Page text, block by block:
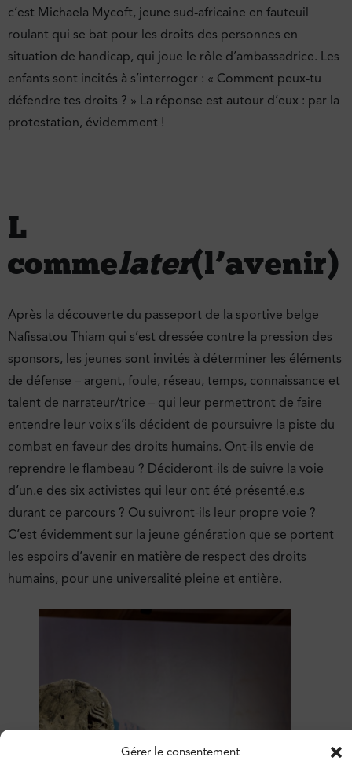
Gérer le consentement
c’est Michaela Mycoft, jeune sud-africaine en fauteuil
roulant qui se bat pour les droits des personnes en
situation de handicap, qui joue le rôle d’ambassadrice. Les
enfants sont incités à s’interroger : « Comment peux-tu
défendre tes droits ? » La réponse est autour d’eux : par la
protestation, évidemment !
L
commelater(l’avenir)
Après la découverte du passeport de la sportive belge
Nafissatou Thiam qui s’est dressée contre la pression des
sponsors, les jeunes sont invités à déterminer les éléments
de défense – argent, foule, réseau, temps, connaissance et
talent de narrateur/trice – qui leur permettront de faire
entendre leur voix s’ils décident de poursuivre la piste du
combat en faveur des droits humains. Ont-ils envie de
reprendre le flambeau ? Décideront-ils de suivre la voie
d’un.e des six activistes qui leur ont été présenté.e.s
durant ce parcours ? Ou suivront-ils leur propre voie ?
C’est évidemment sur la jeune génération que se portent
les espoirs d’avenir en matière de respect des droits
humains, pour une universalité pleine et entière.